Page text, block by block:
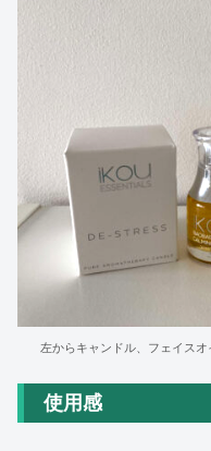
左からキャンドル、フェイス
使用感